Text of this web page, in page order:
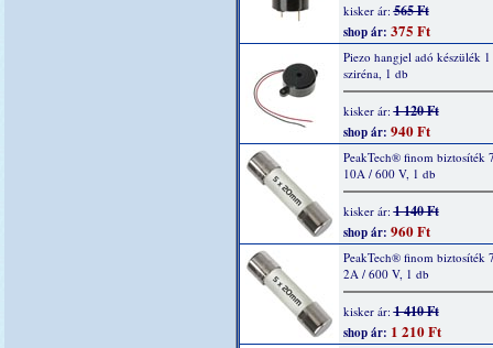
kisker ár:565 Ft
shop ár: 375 Ft
Piezo hangjel adó készülék
sziréna, 1 db
kisker ár:1 120 Ft
shop ár: 940 Ft
PeakTech® finom biztosíték
10A / 600 V, 1 db
kisker ár:1 140 Ft
shop ár: 960 Ft
PeakTech® finom biztosíték
2A / 600 V, 1 db
kisker ár:1 410 Ft
shop ár: 1 210 Ft